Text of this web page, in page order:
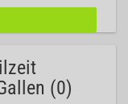
(0)